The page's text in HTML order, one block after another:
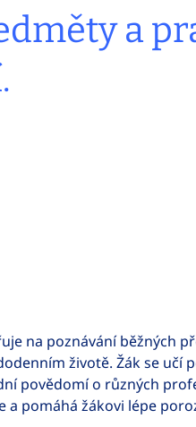
a
na poznávání běžných
životě. Žák se učí
povědomí o různých
pomáhá žákovi lépe